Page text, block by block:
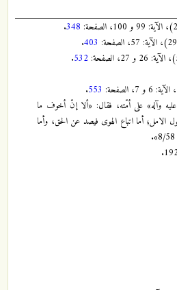
348
.
403
.
532
.
553
.
عليه وآله» على أمّته، فقال: «ألا إنّ أخوف ما
الامل؛ أما اتباع الهوى فيصد عن الحق، وأما